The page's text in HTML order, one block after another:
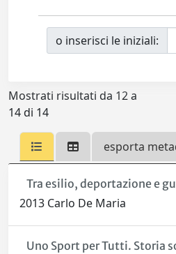
o inserisci le iniziali:
Mostrati risultati da 12 a
14 di 14
esporta
Tra esilio, deportazione e
2013 Carlo De Maria
Uno Sport per Tutti. Storia